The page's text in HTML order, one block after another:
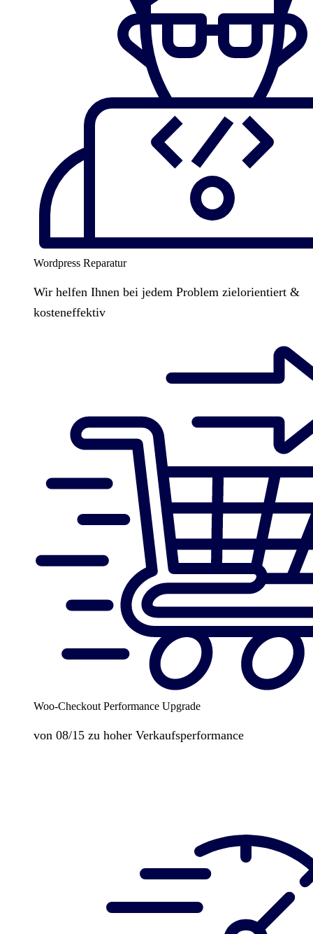
Wordpress Reparatur
Wir helfen Ihnen bei jedem Problem zielorientiert &
kosteneffektiv
Woo-Checkout Performance Upgrade
von 08/15 zu hoher Verkaufsperformance